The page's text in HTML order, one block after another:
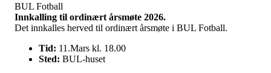
BUL Fotball
Innkalling til ordinært årsmøte 2026.
Det innkalles herved til ordinært årsmøte i BUL Fotball.
Tid: 11.Mars kl. 18.00
Sted: BUL-huset